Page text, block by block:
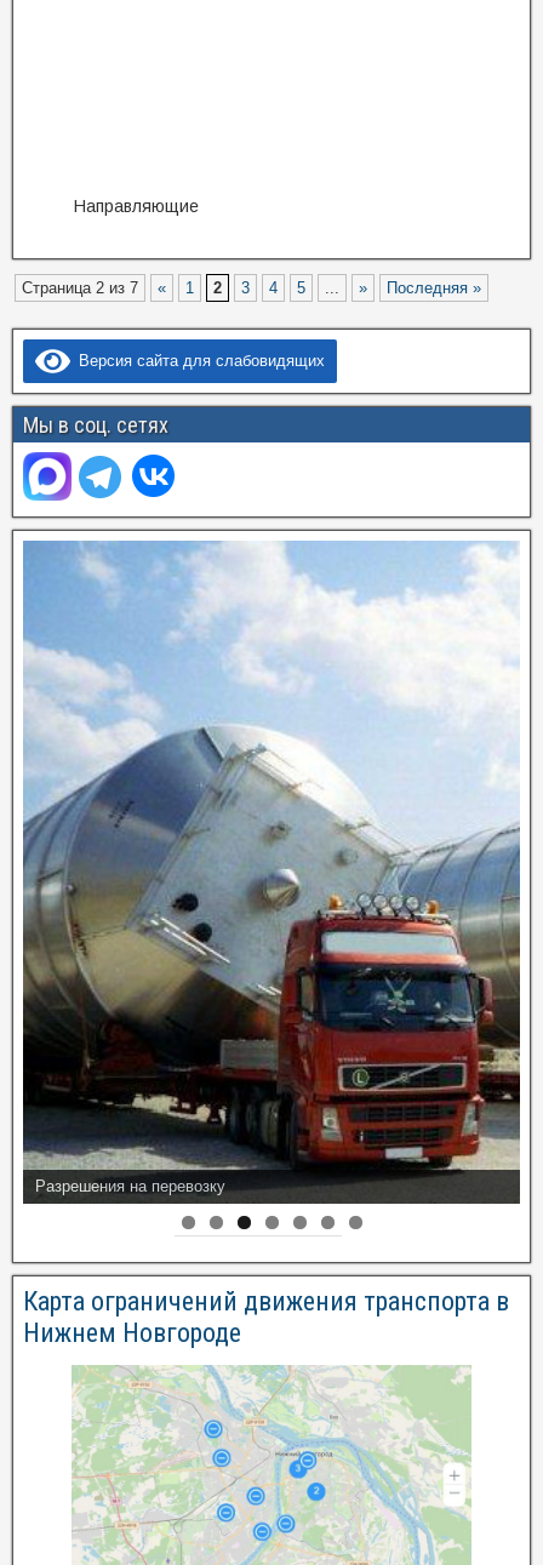
Направляющие
Страница 2 из 7 « 1 2 3 4 5 ... » Последняя »
Версия сайта для слабовидящих
Мы в соц. сетях
Разрешения на перевозку
Карта ограничений движения транспорта в
Нижнем Новгороде